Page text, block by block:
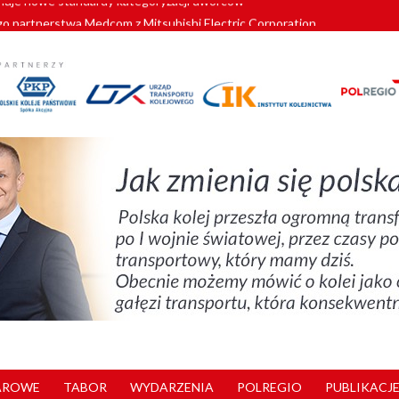
partnerstwa Medcom z Mitsubishi Electric Corporation
znów szuka dostawcy nowych EZT
kolejowych w północnej Wielkopolsce. Łatwiejsze dojazdy do pracy i
nowe standardy kategoryzacji dworców
TABOR WYDARZENIA POLREGIO